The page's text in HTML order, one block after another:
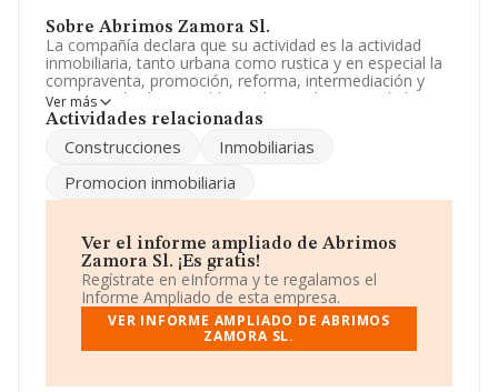
Sobre Abrimos Zamora Sl.
La compañía declara que su actividad es la actividad
inmobiliaria, tanto urbana como rustica y en especial la
compraventa, promoción, reforma, intermediación y
construcción de inmuebles y el arrendamiento de los
mismos, con expresa exclusion del arrendamiento. La
'%cnae%'. La compañía no tiene actividad en mercados
La empresaAbrimos Zamora S.L, NIF B49222250,
B, (49019), en el municipio de Zamora, Castilla-león.
En base a la información de la que dispone INFORMA
sobre 231.218 compañías, la facturación en el ámbito
nacional alcanza los 29.817 millones de euros y se
calcula un promedio de facturación de 128 mil euros
entre todas las compañías. En cuanto a la información
de INFORMA aparecen 242 empresas, cuyas ventas han
Ver más
Actividades relacionadas
Construcciones
Inmobiliarias
Promocion inmobiliaria
Ver el informe ampliado de Abrimos
Zamora Sl. ¡Es gratis!
Regístrate en eInforma y te regalamos el
Informe Ampliado de esta empresa.
VER INFORME AMPLIADO DE ABRIMOS
ZAMORA SL.